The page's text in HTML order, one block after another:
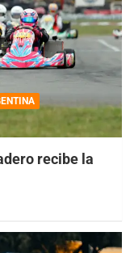
recibe la